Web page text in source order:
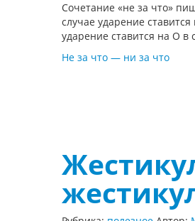
Сочетание «не за что»
случае ударение
ударение ставится на О в
Не за что — ни за что